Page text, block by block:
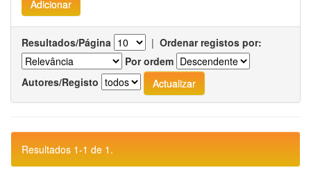
Resultados/Página | Ordenar registos por:
Por ordem
Autores/Registo
Resultados 1-1 de 1.